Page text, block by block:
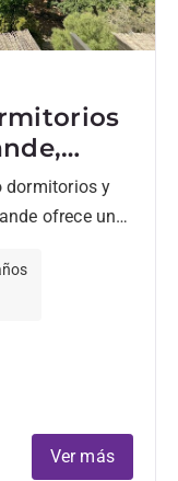
dormitorios y
ofrece una
Ver más